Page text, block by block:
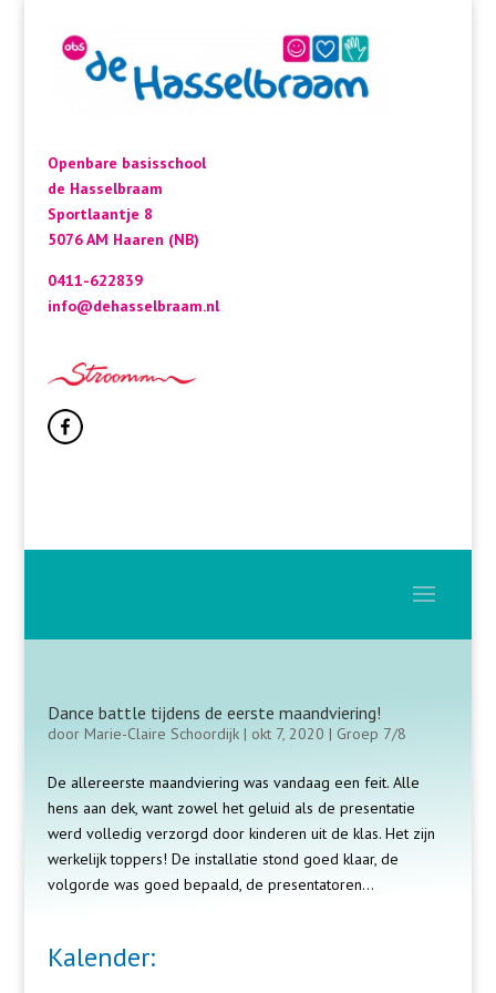
Openbare basisschool
de Hasselbraam
Sportlaantje 8
5076 AM Haaren (NB)
0411-622839
info@dehasselbraam.nl
Dance battle tijdens de eerste maandviering!
door Marie-Claire Schoordijk| okt 7, 2020 | Groep 7/8
De allereerste maandviering was vandaag een feit. Alle
hens aan dek, want zowel het geluid als de presentatie
werd volledig verzorgd door kinderen uit de klas. Het zijn
werkelijk toppers! De installatie stond goed klaar, de
volgorde was goed bepaald, de presentatoren...
Kalender: